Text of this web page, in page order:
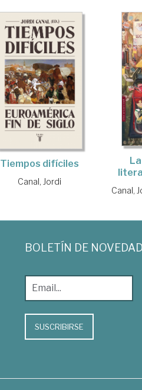
Tiempos difíciles
Canal, Jordi
Canal,
BOLETÍN DE
SUSCRIBIRSE